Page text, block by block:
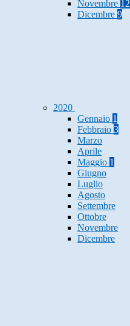
Novembre 12
Dicembre 9
2020
Gennaio 1
Febbraio 3
Marzo
Aprile
Maggio 1
Giugno
Luglio
Agosto
Settembre
Ottobre
Novembre
Dicembre